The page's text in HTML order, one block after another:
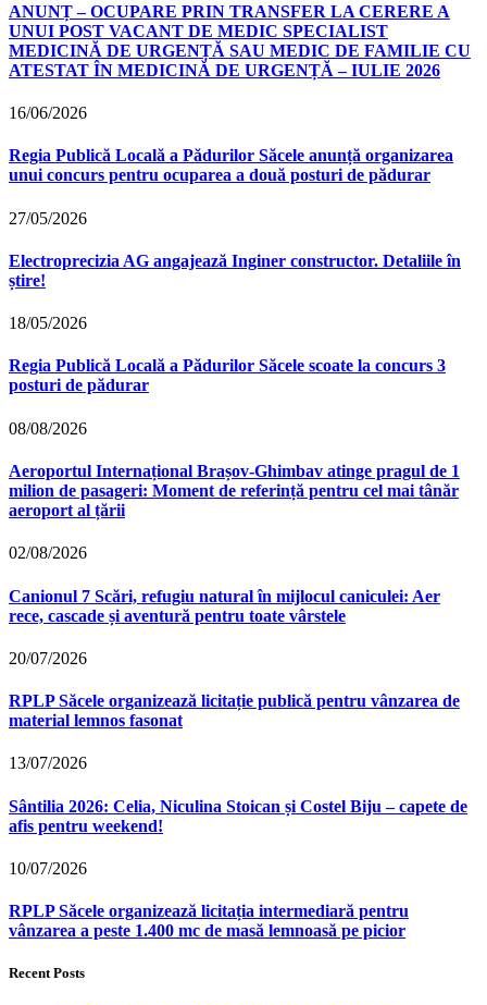
ANUNȚ – OCUPARE PRIN TRANSFER LA CERERE A
UNUI POST VACANT DE MEDIC SPECIALIST
MEDICINĂ DE URGENȚĂ SAU MEDIC DE FAMILIE CU
ATESTAT ÎN MEDICINĂ DE URGENȚĂ – IULIE 2026
16/06/2026
Regia Publică Locală a Pădurilor Săcele anunță organizarea
unui concurs pentru ocuparea a două posturi de pădurar
27/05/2026
Electroprecizia AG angajează Inginer constructor. Detaliile în
știre!
18/05/2026
Regia Publică Locală a Pădurilor Săcele scoate la concurs 3
posturi de pădurar
08/08/2026
Aeroportul Internațional Brașov‑Ghimbav atinge pragul de 1
milion de pasageri: Moment de referință pentru cel mai tânăr
aeroport al țării
02/08/2026
Canionul 7 Scări, refugiu natural în mijlocul caniculei: Aer
rece, cascade și aventură pentru toate vârstele
20/07/2026
RPLP Săcele organizează licitație publică pentru vânzarea de
material lemnos fasonat
13/07/2026
Sântilia 2026: Celia, Niculina Stoican și Costel Biju – capete de
afis pentru weekend!
10/07/2026
RPLP Săcele organizează licitația intermediară pentru
vânzarea a peste 1.400 mc de masă lemnoasă pe picior
Recent Posts